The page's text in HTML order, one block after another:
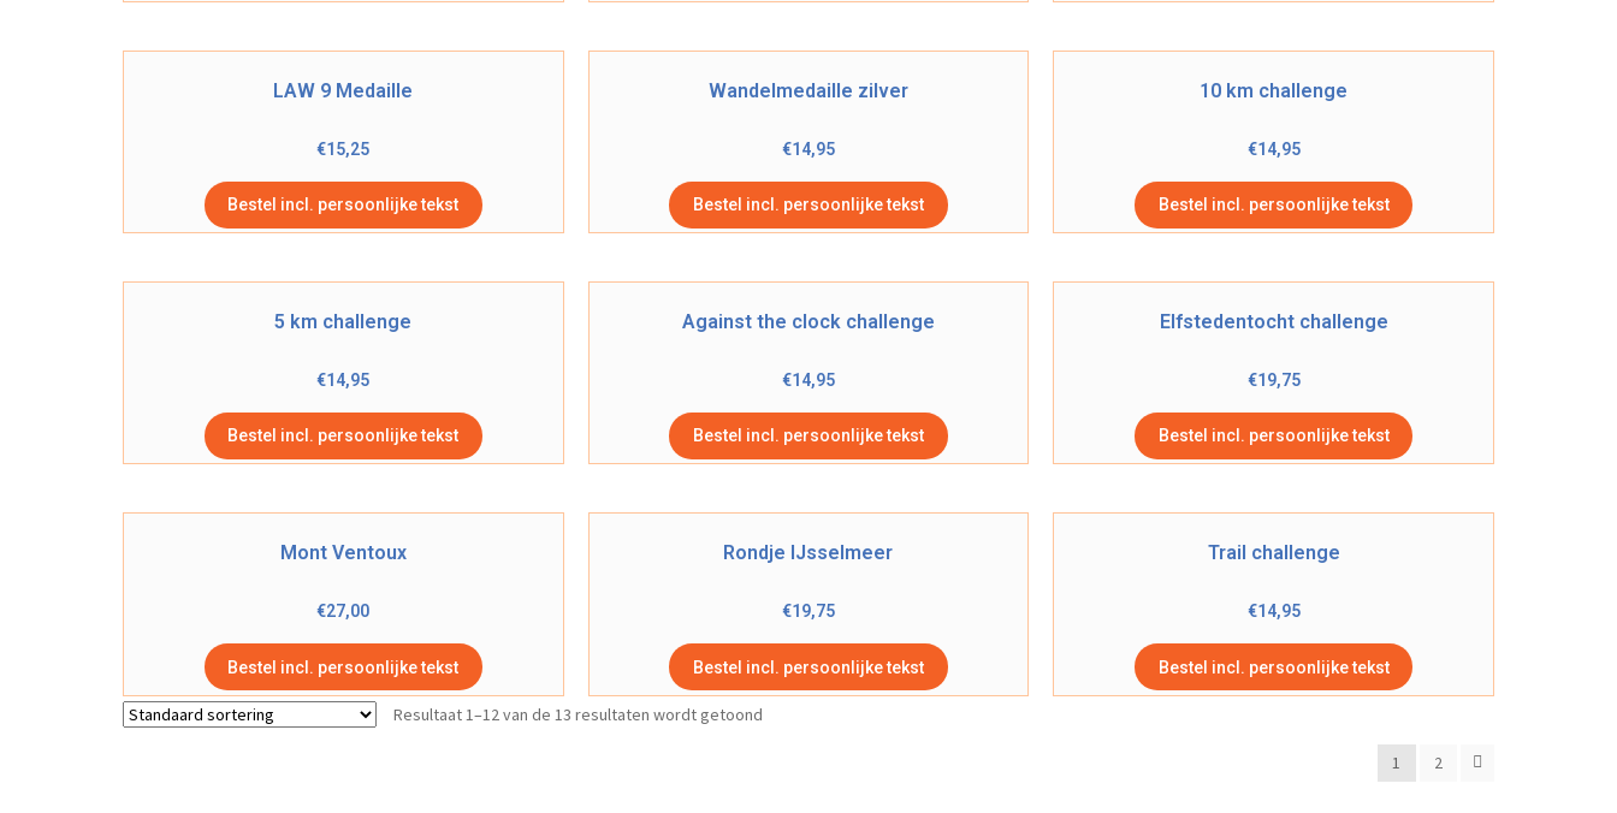
LAW 9 Medaille
€15,25
Bestel incl. persoonlijke tekst
Wandelmedaille zilver
€14,95
Bestel incl. persoonlijke tekst
10 km challenge
€14,95
Bestel incl. persoonlijke tekst
5 km challenge
€14,95
Bestel incl. persoonlijke tekst
Against the clock challenge
€14,95
Bestel incl. persoonlijke tekst
Elfstedentocht challenge
€19,75
Bestel incl. persoonlijke tekst
Mont Ventoux
€27,00
Bestel incl. persoonlijke tekst
Rondje IJsselmeer
€19,75
Bestel incl. persoonlijke tekst
Trail challenge
€14,95
Bestel incl. persoonlijke tekst
Resultaat 1–12 van de 13 resultaten wordt getoond
1 2